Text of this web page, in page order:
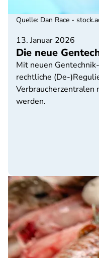
13. Januar 2026
Die neue
Mit neuen
rechtliche (De-
Verbraucherzentralen
werden.
Quelle: Dan Race -